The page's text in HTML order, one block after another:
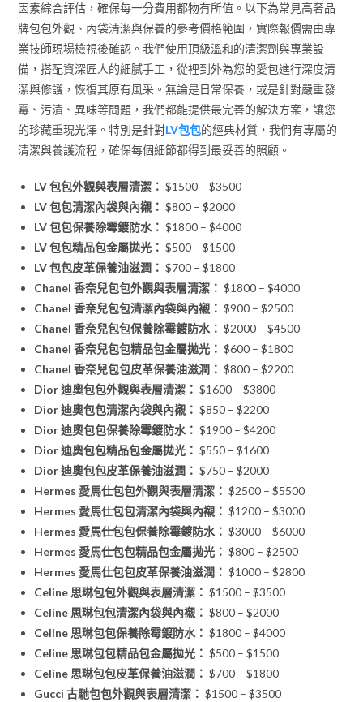
因素綜合評估，確保每一分費用都物有所值。以下為常見高奢品
牌包包外觀、內袋清潔與保養的參考價格範圍，實際報價需由專
業技師現場檢視後確認。我們使用頂級溫和的清潔劑與專業設
備，搭配資深匠人的細膩手工，從裡到外為您的愛包進行深度清
潔與修護，恢復其原有風采。無論是日常保養，或是針對嚴重發
霉、污漬、異味等問題，我們都能提供最完善的解決方案，讓您
的珍藏重現光澤。特別是針對LV包包的經典材質，我們有專屬的
清潔與養護流程，確保每個細節都得到最妥善的照顧。
LV 包包外觀與表層清潔： $1500 – $3500
LV 包包清潔內袋與內襯： $800 – $2000
LV 包包保養除霉鍍防水： $1800 – $4000
LV 包包精品包金屬拋光： $500 – $1500
LV 包包皮革保養油滋潤： $700 – $1800
Chanel 香奈兒包包外觀與表層清潔： $1800 – $4000
Chanel 香奈兒包包清潔內袋與內襯： $900 – $2500
Chanel 香奈兒包包保養除霉鍍防水： $2000 – $4500
Chanel 香奈兒包包精品包金屬拋光： $600 – $1800
Chanel 香奈兒包包皮革保養油滋潤： $800 – $2200
Dior 迪奧包包外觀與表層清潔： $1600 – $3800
Dior 迪奧包包清潔內袋與內襯： $850 – $2200
Dior 迪奧包包保養除霉鍍防水： $1900 – $4200
Dior 迪奧包包精品包金屬拋光： $550 – $1600
Dior 迪奧包包皮革保養油滋潤： $750 – $2000
Hermes 愛馬仕包包外觀與表層清潔： $2500 – $5500
Hermes 愛馬仕包包清潔內袋與內襯： $1200 – $3000
Hermes 愛馬仕包包保養除霉鍍防水： $3000 – $6000
Hermes 愛馬仕包包精品包金屬拋光： $800 – $2500
Hermes 愛馬仕包包皮革保養油滋潤： $1000 – $2800
Celine 思琳包包外觀與表層清潔： $1500 – $3500
Celine 思琳包包清潔內袋與內襯： $800 – $2000
Celine 思琳包包保養除霉鍍防水： $1800 – $4000
Celine 思琳包包精品包金屬拋光： $500 – $1500
Celine 思琳包包皮革保養油滋潤： $700 – $1800
Gucci 古馳包包外觀與表層清潔： $1500 – $3500